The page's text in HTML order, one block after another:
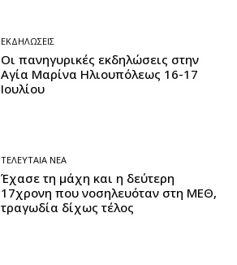
ΕΚΔΗΛΏΣΕΙΣ
Οι πανηγυρικές εκδηλώσεις στην
Αγία Μαρίνα Ηλιουπόλεως 16-17
Ιουλίου
ΤΕΛΕΥΤΑΊΑ ΝΈΑ
Έχασε τη μάχη και η δεύτερη
17χρονη που νοσηλευόταν στη ΜΕΘ,
τραγωδία δίχως τέλος